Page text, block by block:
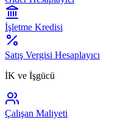
İşletme Kredisi
Satış Vergisi Hesaplayıcı
İK ve İşgücü
Çalışan Maliyeti